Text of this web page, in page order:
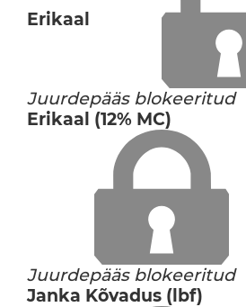
Erikaal
Juurdepääs blokeeritud
Erikaal (12% MC)
Juurdepääs blokeeritud
Janka Kõvadus (lbf)